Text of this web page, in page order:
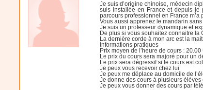
Je suis d’origine chinoise, médecin
suis installée en France et depuis je
parcours professionnel en France
Vous aussi apprenez le mandarin
Je suis un professeur dynamique et
De plus si vous souhaitez connaitre la
La dernière corde à mon arc est la
Informations pratiques
Prix moyen de l’heure de cours : 20.00
Le prix du cours sera majoré pour un
Le prix sera dégressif si le cours est
Je peux vous recevoir chez lui
Je peux me déplace au domicile de
Je donne des cours à plusieurs élèves
Je peux vous donner des cours par